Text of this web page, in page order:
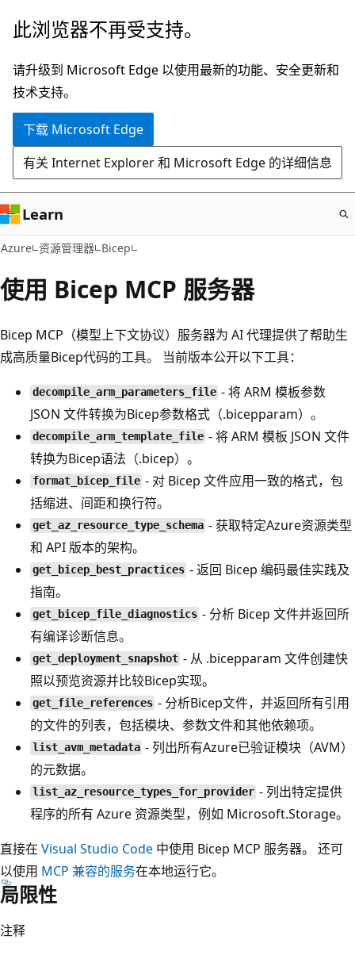
跳
主
要
内
此浏览器不再受支持。
请升级到 Microsoft Edge 以使用最新的功能、安全更新和
技术支持。
下载 Microsoft Edge
有关 Internet Explorer 和 Microsoft Edge 的详细信息
Learn
Azure 资源管理器 Bicep
使用 Bicep MCP 服务器
Bicep MCP（模型上下文协议）服务器为 AI 代理提供了帮助生
成高质量Bicep代码的工具。 当前版本公开以下工具：
decompile_arm_parameters_file - 将 ARM 模板参数
JSON 文件转换为Bicep参数格式（.bicepparam）。
decompile_arm_template_file - 将 ARM 模板 JSON 文件
转换为Bicep语法（.bicep）。
format_bicep_file - 对 Bicep 文件应用一致的格式，包
括缩进、间距和换行符。
get_az_resource_type_schema - 获取特定Azure资源类型
和 API 版本的架构。
get_bicep_best_practices - 返回 Bicep 编码最佳实践及
指南。
get_bicep_file_diagnostics - 分析 Bicep 文件并返回所
有编译诊断信息。
get_deployment_snapshot - 从 .bicepparam 文件创建快
照以预览资源并比较Bicep实现。
get_file_references - 分析Bicep文件，并返回所有引用
的文件的列表，包括模块、参数文件和其他依赖项。
list_avm_metadata - 列出所有Azure已验证模块（AVM）
的元数据。
list_az_resource_types_for_provider - 列出特定提供
程序的所有 Azure 资源类型，例如 Microsoft.Storage。
直接在 Visual Studio Code 中使用 Bicep MCP 服务器。 还可
以使用 MCP 兼容的服务在本地运行它。
局限性
注释